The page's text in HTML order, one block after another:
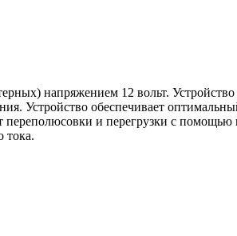
напряжением 12 вольт.
Устройство обеспечивает
и перегрузки с
тока.